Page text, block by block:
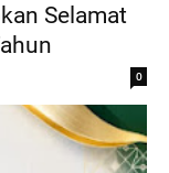
Selamat
0